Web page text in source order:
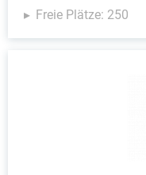
Freie Plätze: 250